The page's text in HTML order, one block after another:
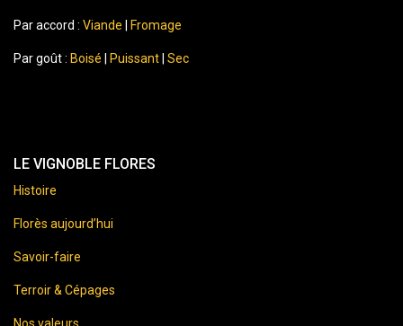
Par accord : Viande Fromage
Par goût : Boisé Puissant Sec
LE VIGNOBLE FLORES
Histoire
Florès aujourd’hui
Savoir-faire
Terroir & Cépages